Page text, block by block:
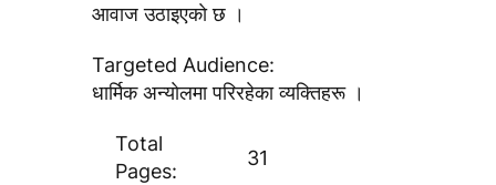
आवाज उठाइएकाे छ ।
Targeted Audience:
धार्मिक अन्याेलमा परिरहेका व्यक्तिहरू ।
Total
Pages:
31